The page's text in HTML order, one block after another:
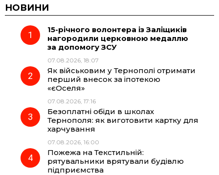
c
e
o
k
e
g
r
a
m
t
A
НОВИНИ
15-річного волонтера із Заліщиків
нагородили церковною медаллю
за допомогу ЗСУ
07.08.2026, 18:07
Як військовим у Тернополі отримати
перший внесок за іпотекою
«єОселя»
07.08.2026, 17:16
Безоплатні обіди в школах
Тернополя: як виготовити картку для
харчування
07.08.2026, 16:00
Пожежа на Текстильній:
рятувальники врятували будівлю
підприємства